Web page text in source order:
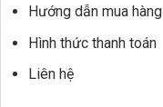
Hướng dẫn mua hàng
Hình thức thanh toán
Liên hệ